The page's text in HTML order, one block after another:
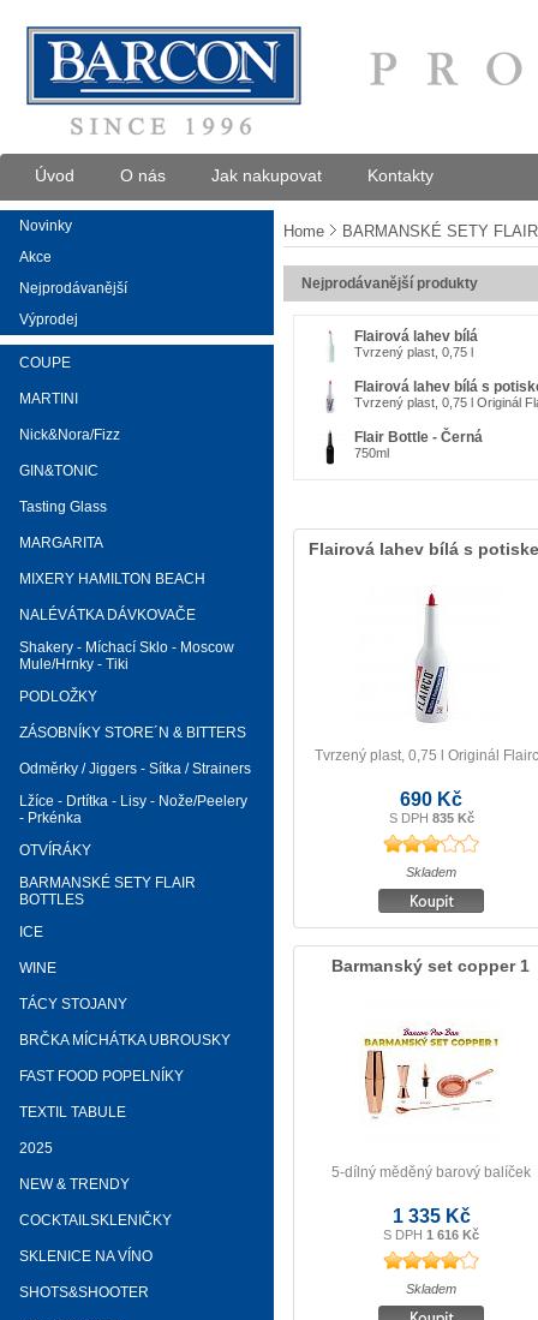
Úvod O nás Jak nakupovat Kontakty
Novinky
Akce
Nejprodávanější
Výprodej
COUPE
MARTINI
Nick&Nora/Fizz
GIN&TONIC
Tasting Glass
MARGARITA
MIXERY HAMILTON BEACH
NALÉVÁTKA DÁVKOVAČE
Shakery - Míchací Sklo - Moscow
Mule/Hrnky - Tiki
PODLOŽKY
ZÁSOBNÍKY STORE´N & BITTERS
Odměrky / Jiggers - Sítka / Strainers
Lžíce - Drtítka - Lisy - Nože/Peelery
- Prkénka
OTVÍRÁKY
BARMANSKÉ SETY FLAIR
BOTTLES
ICE
WINE
TÁCY STOJANY
BRČKA MÍCHÁTKA UBROUSKY
FAST FOOD POPELNÍKY
TEXTIL TABULE
2025
NEW & TRENDY
COCKTAILSKLENIČKY
SKLENICE NA VÍNO
SHOTS&SHOOTER
Home BARMANSKÉ SETY
Nejprodávanější produkty
Flairová lahev bílá
Tvrzený plast, 0,75 l
Flairová lahev bílá s
Tvrzený plast, 0,75 l Originál
Flair Bottle - Černá
750ml
Flairová lahev bílá s
Tvrzený plast, 0,75 l Originál
690 Kč
S DPH 835 Kč
Skladem
Barmanský set copper 1
5-dílný měděný barový balíček
1 335 Kč
S DPH 1 616 Kč
Skladem